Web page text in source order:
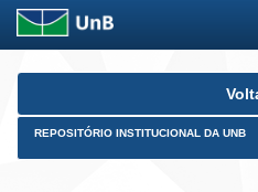
Skip
REPOSITÓRIO INSTITUCIONAL DA UNB